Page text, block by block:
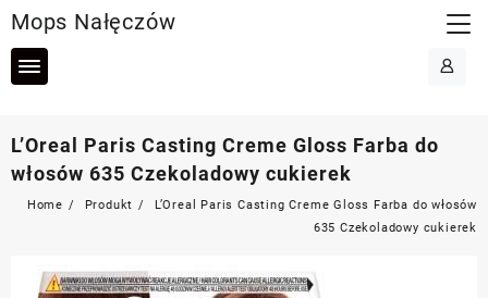
to
content
Mops Nałęczów
L’Oreal Paris Casting Creme Gloss Farba do
włosów 635 Czekoladowy cukierek
Home Produkt
L’Oreal Paris Casting Creme Gloss Farba do włosów
635 Czekoladowy cukierek